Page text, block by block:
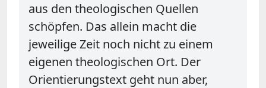
aus den theologischen Quellen
schöpfen. Das allein macht die
jeweilige Zeit noch nicht zu einem
eigenen theologischen Ort. Der
Orientierungstext geht nun aber,